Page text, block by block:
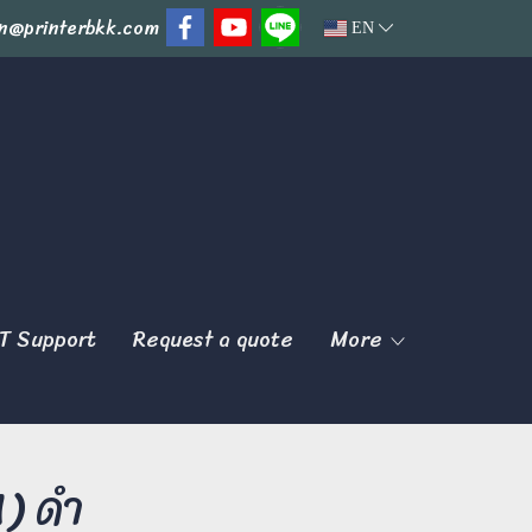
EN
Support Request a quote More
ดำ